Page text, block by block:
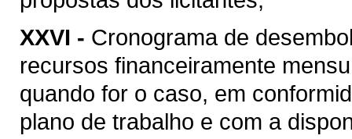
XXVI - Cronograma de
recursos financeiramente
quando for o caso, em
plano de trabalho e com a